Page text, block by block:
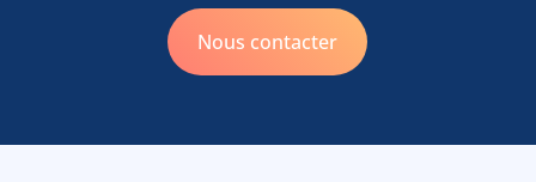
Nous contacter